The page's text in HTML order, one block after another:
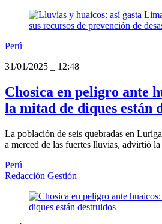
Perú
31/01/2025
12:48
Chosica en peligro ante
la mitad de diques están
La población de seis quebradas en
a merced de las fuertes lluvias, advirtió
Perú
Redacción Gestión